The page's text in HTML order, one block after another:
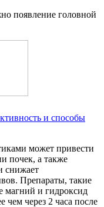
появление головной
и способы
может привести
почек, а также
снижает
Препараты, такие
магний и гидроксид
чем через 2 часа после